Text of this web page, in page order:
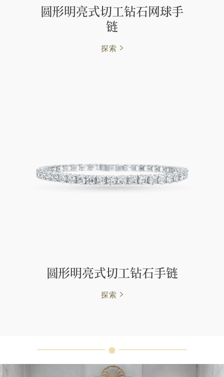
圆形明亮式切工钻石网球手
链
探索
圆形明亮式切工钻石手链
探索